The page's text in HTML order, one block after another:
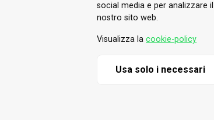
social media e per analizzare
nostro sito web.
Visualizza la cookie-policy
Usa solo i necessari